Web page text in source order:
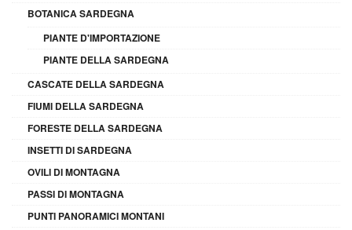
BOTANICA SARDEGNA
PIANTE D'IMPORTAZIONE
PIANTE DELLA SARDEGNA
CASCATE DELLA SARDEGNA
FIUMI DELLA SARDEGNA
FORESTE DELLA SARDEGNA
INSETTI DI SARDEGNA
OVILI DI MONTAGNA
PASSI DI MONTAGNA
PUNTI PANORAMICI MONTANI